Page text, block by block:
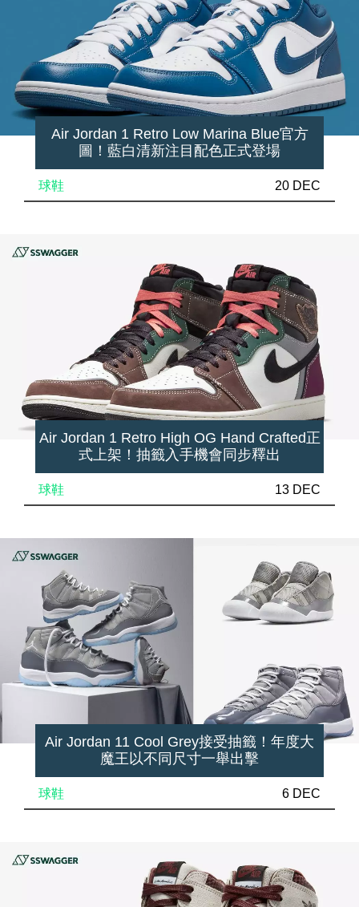
Air Jordan 1 Retro Low Marina Blue官方
圖！藍白清新注目配色正式登場
球鞋 20 DEC
Air Jordan 1 Retro High OG Hand Crafted正
式上架！抽籤入手機會同步釋出
球鞋 13 DEC
Air Jordan 11 Cool Grey接受抽籤！年度大
魔王以不同尺寸一舉出擊
球鞋 6 DEC